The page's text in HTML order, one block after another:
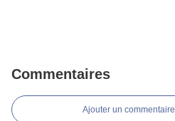
Commentaires
Ajouter un commentaire